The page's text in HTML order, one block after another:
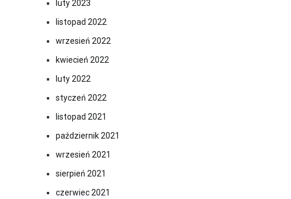
luty 2023
listopad 2022
wrzesień 2022
kwiecień 2022
luty 2022
styczeń 2022
listopad 2021
październik 2021
wrzesień 2021
sierpień 2021
czerwiec 2021